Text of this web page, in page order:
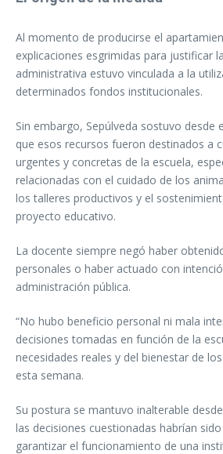
Al momento de producirse el
explicaciones esgrimidas para justificar
administrativa estuvo vinculada a la
determinados fondos institucionales.
Sin embargo, Sepúlveda sostuvo desde
que esos recursos fueron destinados a
urgentes y concretas de la escuela,
relacionadas con el cuidado de los
los talleres productivos y el
proyecto educativo.
La docente siempre negó haber
personales o haber actuado con
administración pública.
“No hubo beneficio personal ni mala
decisiones tomadas en función de la
necesidades reales y del bienestar de
esta semana.
Su postura se mantuvo inalterable
las decisiones cuestionadas habrían
garantizar el funcionamiento de una